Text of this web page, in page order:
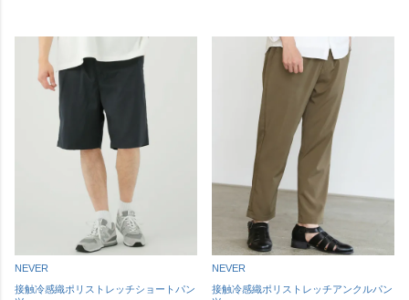
NEVER
接触冷感織ポリストレッチショートパン
NEVER
接触冷感織ポリストレッチアンクルパン